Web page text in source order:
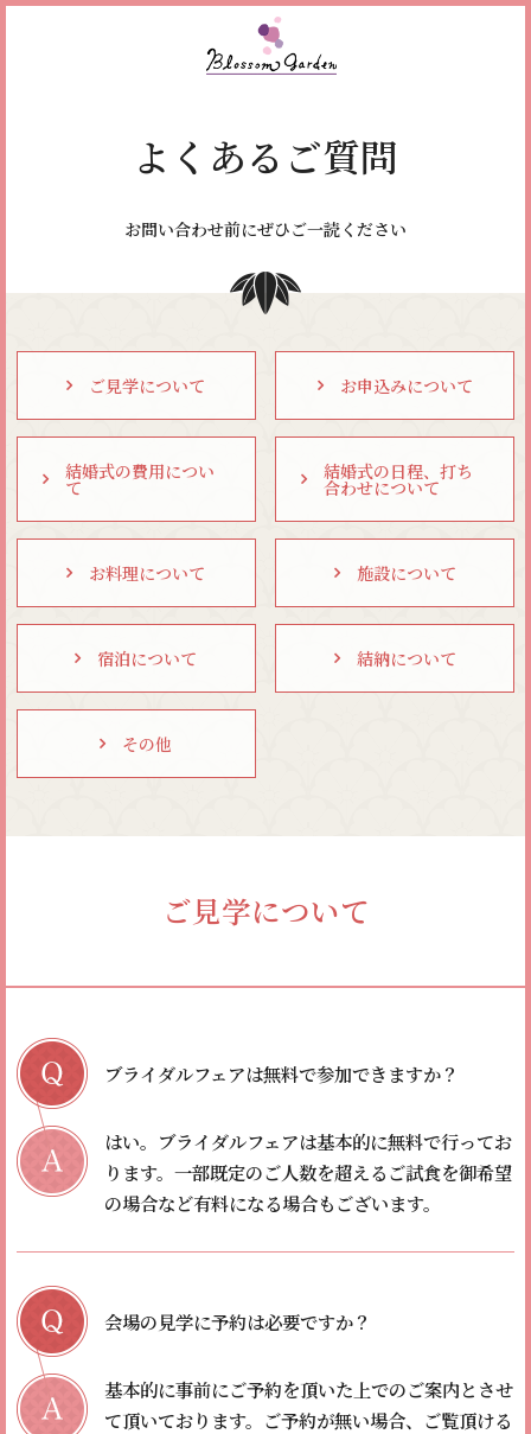
よくあるご質問
お問い合わせ前にぜひご一読ください
ご見学について お申込みについて
結婚式の費用につい
て
結婚式の日程、打ち
合わせについて
お料理について 施設について
宿泊について 結納について
その他
ご見学について
ブライダルフェアは無料で参加できますか？
はい。 ブライダルフェアは基本的に無料で行ってお
ります。 一部既定のご人数を超えるご試食を御希望
の場合など有料になる場合もございます。
会場の見学に予約は必要ですか？
基本的に事前にご予約を頂いた上でのご案内とさせ
て頂いております。 ご予約が無い場合、ご覧頂ける